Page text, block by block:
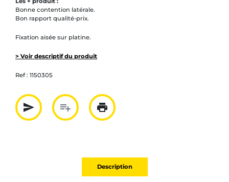
Bonne contention latérale.
Bon rapport qualité-prix.
Fixation aisée sur platine.
> Voir descriptif du produit
Ref : 1150305
send
Partager par mail
playlist_add
Ajouter à la liste
print
Imprimer
Description